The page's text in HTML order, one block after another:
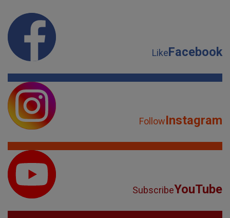
LikeFacebook
FollowInstagram
SubscribeYouTube